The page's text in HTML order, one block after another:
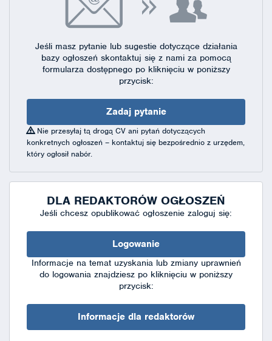
Jeśli masz pytanie lub sugestie dotyczące działania
bazy ogłoszeń skontaktuj się z nami za pomocą
formularza dostępnegopo kliknięciu w poniższy
przycisk:
Zadaj pytanie
Nie przesyłaj tą drogą CV ani pytań dotyczących
konkretnych ogłoszeń – kontaktuj się bezpośrednio z urzędem,
który ogłosił nabór.
DLA REDAKTORÓW OGŁOSZEŃ
Jeśli chcesz opublikować ogłoszenie zaloguj się:
Logowanie
Informacje na temat uzyskania lub zmiany uprawnień
do logowania znajdziesz po kliknięciu w poniższy
przycisk:
Informacje dla redaktorów